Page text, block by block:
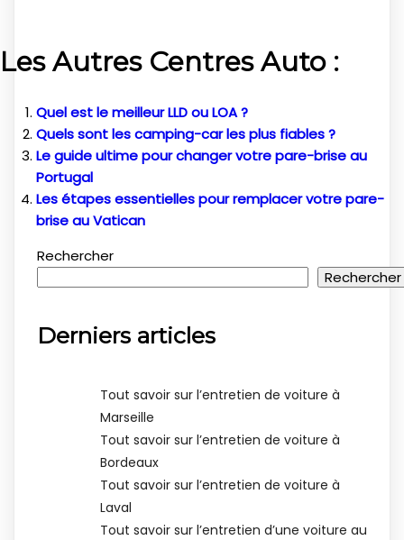
Les Autres Centres Auto :
Quel est le meilleur LLD ou LOA ?
Quels sont les camping-car les plus fiables ?
Le guide ultime pour changer votre pare-brise au
Portugal
Les étapes essentielles pour remplacer votre pare-
brise au Vatican
Rechercher
Rechercher
Derniers articles
Tout savoir sur l’entretien de voiture à
Marseille
Tout savoir sur l’entretien de voiture à
Bordeaux
Tout savoir sur l’entretien de voiture à
Laval
Tout savoir sur l’entretien d’une voiture au